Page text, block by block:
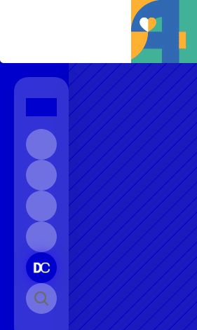
Sobre
Contato
Instagram
Pesquisar